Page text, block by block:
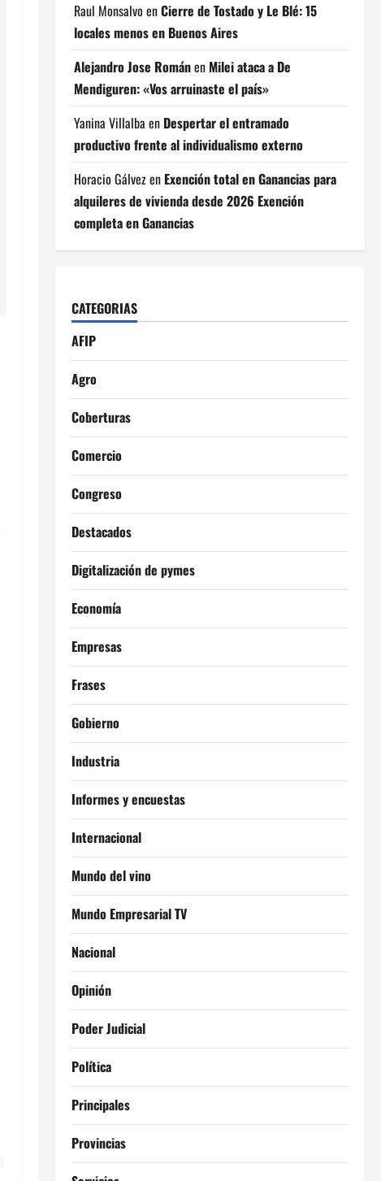
Raul Monsalvo enCierre de Tostado y Le Blé: 15
locales menos en Buenos Aires
Alejandro Jose Románen Milei ataca a De
Mendiguren: «Vos arruinaste el país»
Yanina Villalba en Despertar el entramado
productivo frente al individualismo externo
Horacio Gálvezen Exención total en Ganancias para
alquileres de vivienda desde 2026 Exención
completa en Ganancias
CATEGORIAS
AFIP
Agro
Coberturas
Comercio
Congreso
Destacados
Digitalización de pymes
Economía
Empresas
Frases
Gobierno
Industria
Informes y encuestas
Internacional
Mundo del vino
Mundo Empresarial TV
Nacional
Opinión
Poder Judicial
Política
Principales
Provincias